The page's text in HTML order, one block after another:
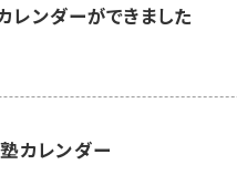
ンダーができました
レンダー